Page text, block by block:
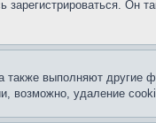
Он
выполняют другие
возможно, удаление